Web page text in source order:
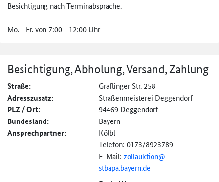
Besichtigung nach Terminabsprache.
Mo. - Fr. von 7:00 - 12:00 Uhr
Besichtigung, Abholung, Versand, Zahlung
Straße: Graflinger Str. 258
Adresszusatz: Straßenmeisterei Deggendorf
PLZ / Ort: 94469 Deggendorf
Bundesland: Bayern
Ansprechpartner:
Kölbl
Telefon: 0173/8923789
E-Mail: zollauktion@
stbapa.bayern.de